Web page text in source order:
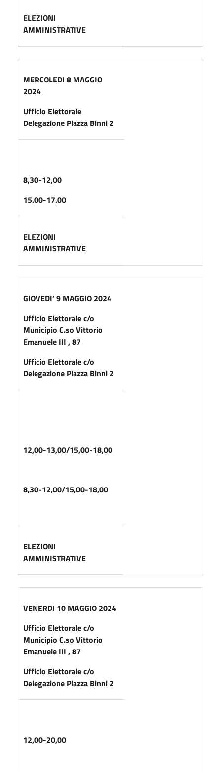
ELEZIONI
AMMINISTRATIVE
MERCOLEDI 8 MAGGIO
2024
Ufficio Elettorale
Delegazione Piazza Binni 2
8,30-12,00
15,00-17,00
ELEZIONI
AMMINISTRATIVE
GIOVEDI’ 9 MAGGIO 2024
Ufficio Elettorale c/o
Municipio C.so Vittorio
Emanuele III , 87
Ufficio Elettorale c/o
Delegazione Piazza Binni 2
12,00-13,00/15,00-18,00
8,30-12,00/15,00-18,00
ELEZIONI
AMMINISTRATIVE
VENERDI 10 MAGGIO 2024
Ufficio Elettorale c/o
Municipio C.so Vittorio
Emanuele III , 87
Ufficio Elettorale c/o
Delegazione Piazza Binni 2
12,00-20,00